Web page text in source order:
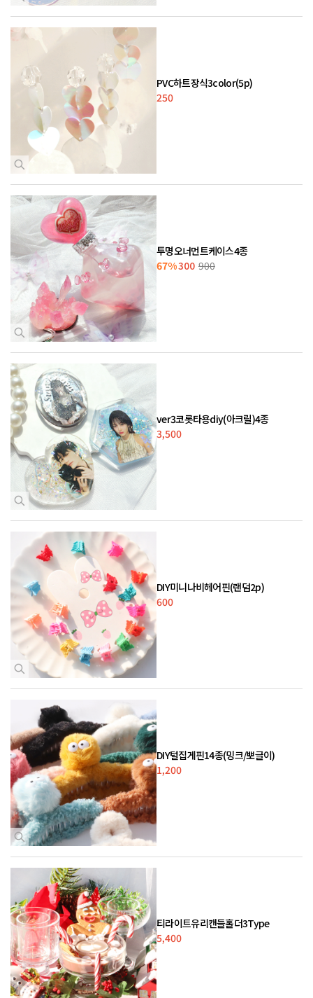
PVC하트장식3color(5p)
250
투명오너먼트케이스4종
67%300 900
ver3코롯타용diy(아크릴)4종
3,500
DIY미니나비헤어핀(랜덤2p)
600
DIY털집게핀14종(밍크/뽀글이)
1,200
티라이트유리캔들홀더3Type
5,400